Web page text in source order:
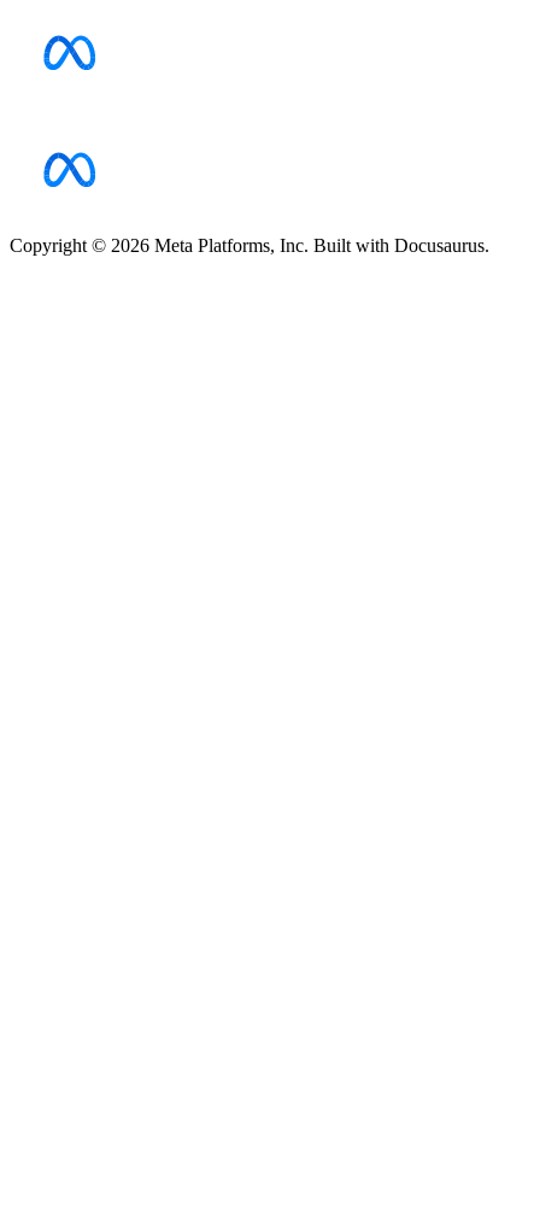
Copyright © 2026 Meta Platforms, Inc. Built with Docusaurus.